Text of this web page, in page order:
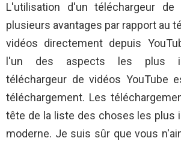
L'utilisation d'un téléchargeur de
plusieurs avantages par rapport au
vidéos directement depuis
l'un des aspects les plus
téléchargeur de vidéos YouTube
téléchargement. Les
tête de la liste des choses les plus
moderne. Je suis sûr que vous